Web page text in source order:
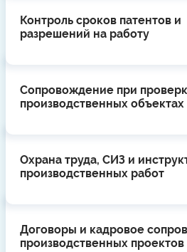
Контроль сроков патентов и
разрешений на работу
Сопровождение при
производственных объектах
Охрана труда, СИЗ и
производственных работ
Договоры и кадровое
производственных проектов